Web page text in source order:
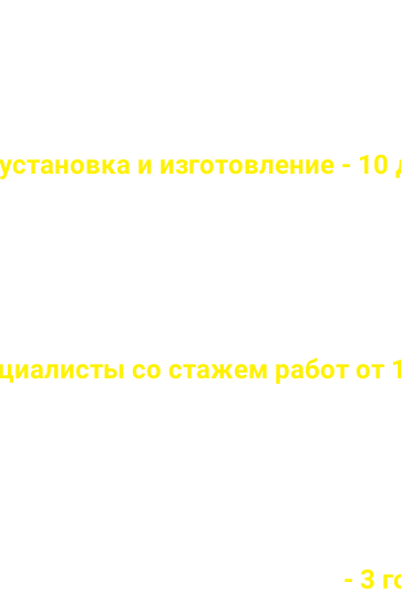
установка и изготовление - 10
со стажем работ от
- 3